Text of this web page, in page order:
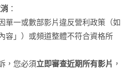
：
單一或數部影片違反營利政策（如
容」）或頻道整體不符合資格所
，您必須立即審查近期所有影片 ，